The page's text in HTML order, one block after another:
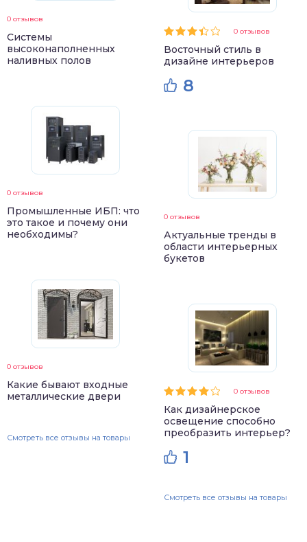
0 отзывов
Системы
высоконаполненных
наливных полов
0 отзывов
Промышленные ИБП: что
это такое и почему они
необходимы?
0 отзывов
Какие бывают входные
металлические двери
Смотреть все отзывы на товары
0 отзывов
Восточный стиль в
дизайне интерьеров
8
0 отзывов
Актуальные тренды в
области интерьерных
букетов
0 отзывов
Как дизайнерское
освещение способно
преобразить интерьер?
1
Смотреть все отзывы на товары